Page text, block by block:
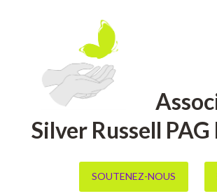
Silver Russell PAG
SOUTENEZ-NOUS